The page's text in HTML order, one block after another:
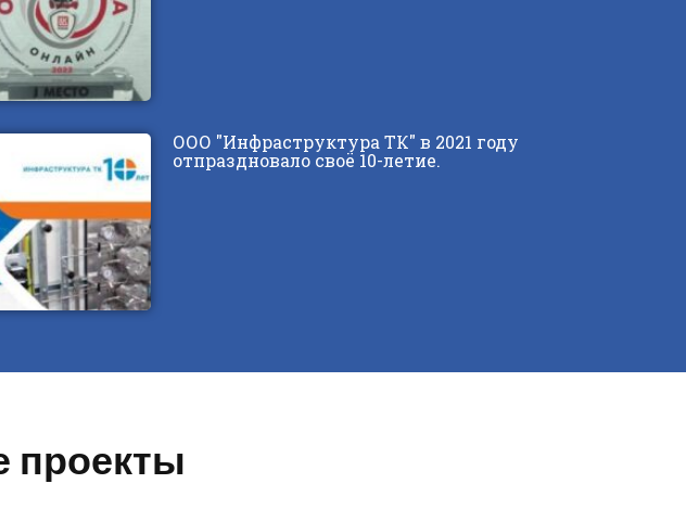
ООО "Инфраструктура ТК" в 2021 году
отпраздновало своё 10-летие.